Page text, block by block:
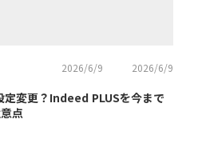
2026/6/9 2026/6/9
変更？Indeed PLUSを今まで
点